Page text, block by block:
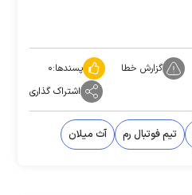
گزارش خطا پسندها:۰
اشتراک گذاری
تیم فوتبال رم آث میلان